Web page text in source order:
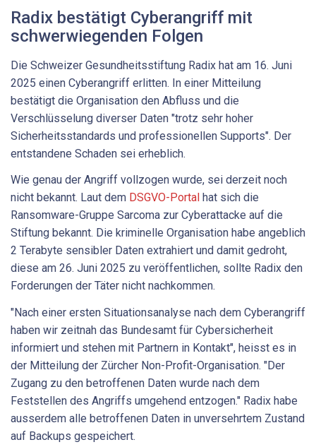
Radix bestätigt Cyberangriff mit
schwerwiegenden Folgen
Die Schweizer Gesundheitsstiftung Radix hat am 16. Juni
2025 einen Cyberangriff erlitten. In einer Mitteilung
bestätigt die Organisation den Abfluss und die
Verschlüsselung diverser Daten "trotz sehr hoher
Sicherheitsstandards und professionellen Supports". Der
entstandene Schaden sei erheblich.
Wie genau der Angriff vollzogen wurde, sei derzeit noch
nicht bekannt. Laut dem DSGVO-Portal hat sich die
Ransomware-Gruppe Sarcoma zur Cyberattacke auf die
Stiftung bekannt. Die kriminelle Organisation habe angeblich
2 Terabyte sensibler Daten extrahiert und damit gedroht,
diese am 26. Juni 2025 zu veröffentlichen, sollte Radix den
Forderungen der Täter nicht nachkommen.
"Nach einer ersten Situationsanalyse nach dem Cyberangriff
haben wir zeitnah das Bundesamt für Cybersicherheit
informiert und stehen mit Partnern in Kontakt", heisst es in
der Mitteilung der Zürcher Non-Profit-Organisation. "Der
Zugang zu den betroffenen Daten wurde nach dem
Feststellen des Angriffs umgehend entzogen." Radix habe
ausserdem alle betroffenen Daten in unversehrtem Zustand
auf Backups gespeichert.